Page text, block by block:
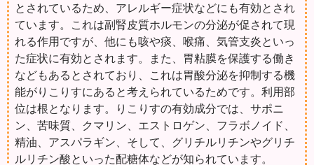
とされているため、アレルギー症状などにも有効とされ
ています。これは副腎皮質ホルモンの分泌が促されて現
れる作用ですが、他にも咳や痰、喉痛、気管支炎といっ
た症状に有効とされます。また、胃粘膜を保護する働き
などもあるとされており、これは胃酸分泌を抑制する機
能がりこりすにあると考えられているためです。利用部
位は根となります。りこりすの有効成分では、サポニ
ン、苦味質、クマリン、エストロゲン、フラボノイド、
精油、アスパラギン、そして、グリチルリチンやグリチ
ルリチン酸といった配糖体などが知られています。